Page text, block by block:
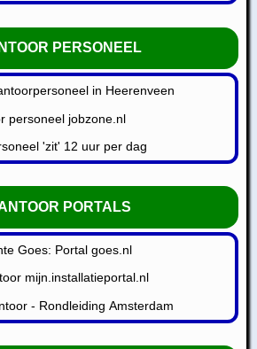
PERSONEEL
in Heerenveen
personeel jobzone.nl
'zit' 12 uur per dag
PORTALS
Goes: Portal goes.nl
mijn.installatieportal.nl
- Rondleiding Amsterdam